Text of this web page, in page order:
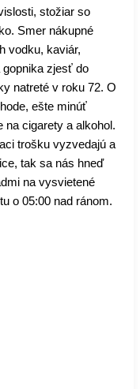
stožiar so
Smer nákupné
vodku, kaviár,
gopnika zjesť do
natreté v roku 72. O
ešte minúť
na cigarety a alkohol.
trošku vyzvedajú a
tak sa nás hneď
na vysvietené
o 05:00 nad ránom.